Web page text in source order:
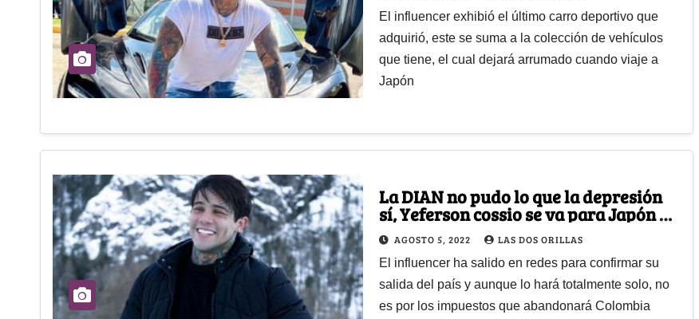
El influencer exhibió el último carro deportivo que
adquirió, este se suma a la colección de vehículos
que tiene, el cual dejará arrumado cuando viaje a
Japón
La DIAN no pudo lo que la depresión
sí, Yeferson cossio se va para Japón a
vivir
AGOSTO 5, 2022 LAS DOS ORILLAS
El influencer ha salido en redes para confirmar su
salida del país y aunque lo hará totalmente solo, no
es por los impuestos que abandonará Colombia